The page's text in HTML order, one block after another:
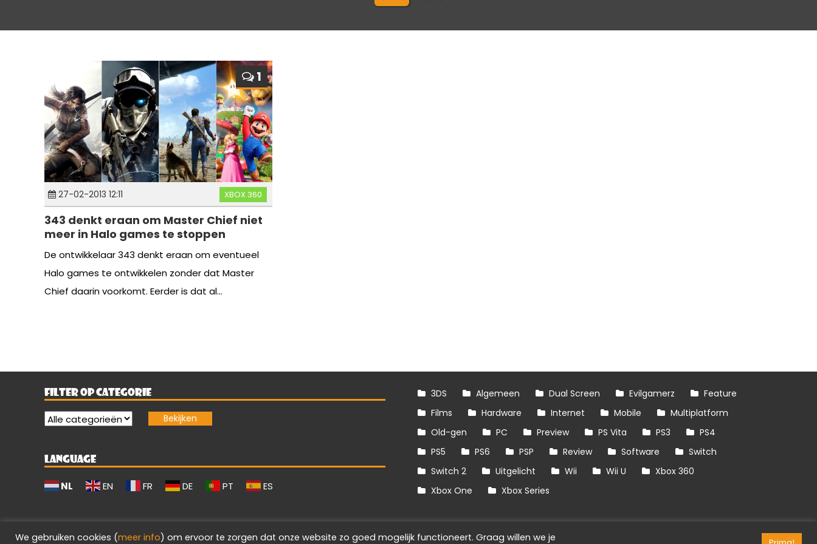
1
27-02-2013 12:11 XBOX 360
343 denkt eraan om Master Chief niet
meer in Halo games te stoppen
De ontwikkelaar 343 denkt eraan om eventueel
Halo games te ontwikkelen zonder dat Master
Chief daarin voorkomt. Eerder is dat al...
FILTER OP CATEGORIE
LANGUAGE
NL EN FR DE PT ES
3DS Algemeen Dual Screen Evilgamerz
Feature
Films
Hardware Internet Mobile
Multiplatform
Old-gen
PC Preview PS Vita PS3
PS4
PS5
PS6 PSP Review Software
Switch
Switch 2
Uitgelicht Wii Wii U
Xbox 360
Xbox One
Xbox Series
We gebruiken cookies (meer info) om ervoor te zorgen dat onze website zo goed mogelijk functioneert. Graag willen we je